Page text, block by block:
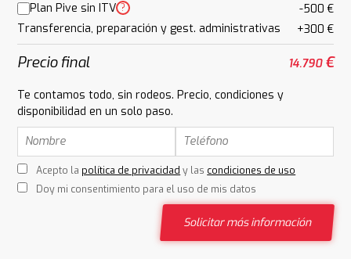
Plan Pive sin ITV ?
-500 €
Transferencia, preparación y gest. administrativas
+300 €
Precio final 14.790€
Te contamos todo, sin rodeos. Precio, condiciones y
disponibilidad en un solo paso.
Acepto la política de privacidad y las condiciones de uso
Doy mi consentimiento para el uso de mis datos
Solicitar más información